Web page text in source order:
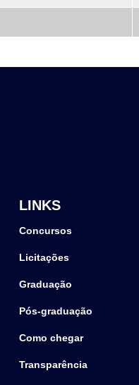
LINKS
Concursos
Licitações
Graduação
Pós-graduação
Como chegar
Transparência